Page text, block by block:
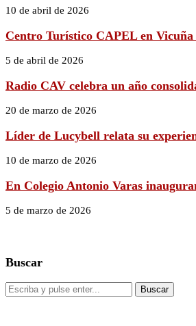
10 de abril de 2026
Centro Turístico CAPEL en Vicuña
5 de abril de 2026
Radio CAV celebra un año
20 de marzo de 2026
Líder de Lucybell relata su
10 de marzo de 2026
En Colegio Antonio Varas
5 de marzo de 2026
Buscar